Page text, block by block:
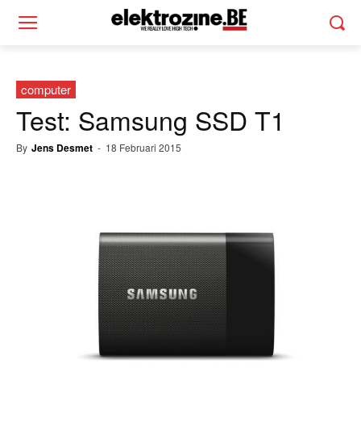
computer
Test: Samsung SSD T1
By Jens Desmet - 18 Februari 2015